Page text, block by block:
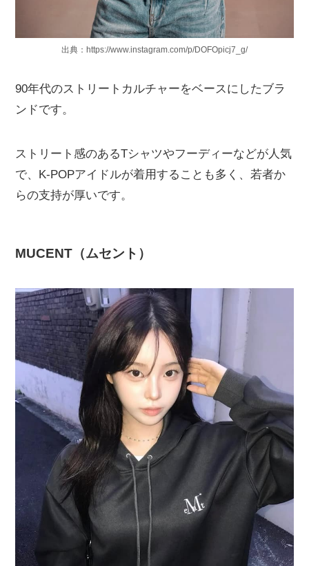
出典：https://www.instagram.com/p/DOFOpicj7_g/
90年代のストリートカルチャーをベースにしたブラ
ンドです。
ストリート感のあるTシャツやフーディーなどが人気
で、K-POPアイドルが着用することも多く、若者か
らの支持が厚いです。
MUCENT（ムセント）